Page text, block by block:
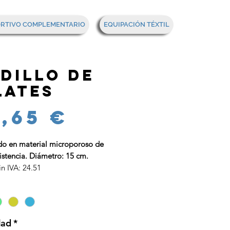
COMPLEMENTARIO EQUIPACIÓN TÉXTIL
de
€
en material microporoso de
Diámetro: 15 cm.
IVA: 24.51
*